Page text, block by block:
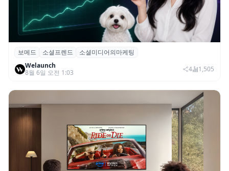
보메드 ‘소셜프렌드’, 유튜브·인스타 등 6개
SNS 마케팅 통합 지원
보메드 소셜프렌드
소셜미디어의마케팅
Welaunch
8월 6일 오전 1:03
4 1,505